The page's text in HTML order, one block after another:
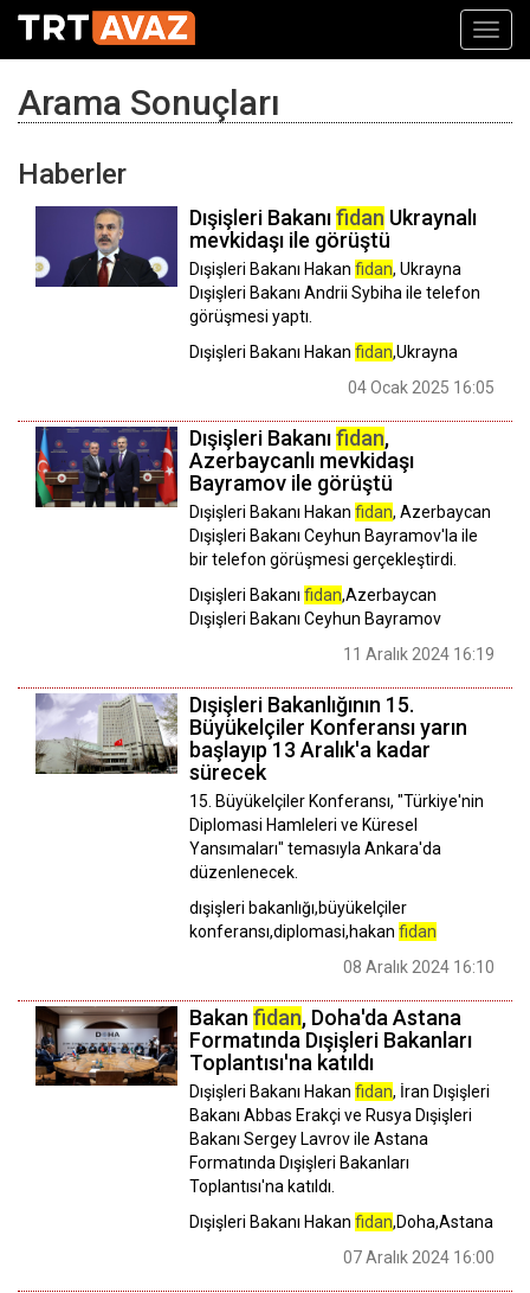
Arama Sonuçları
Haberler
Dışişleri Bakanıfidan Ukraynalı
mevkidaşı ile görüştü
Dışişleri Bakanı Hakan fidan, Ukrayna
Dışişleri Bakanı Andrii Sybiha ile telefon
görüşmesi yaptı.
Dışişleri Bakanı Hakan fidan,Ukrayna
04 Ocak 2025 16:05
Dışişleri Bakanıfidan,
Azerbaycanlı mevkidaşı
Bayramov ile görüştü
Dışişleri Bakanı Hakan fidan, Azerbaycan
Dışişleri Bakanı Ceyhun Bayramov'la ile
bir telefon görüşmesi gerçekleştirdi.
Dışişleri Bakanı fidan,Azerbaycan
Dışişleri Bakanı Ceyhun Bayramov
11 Aralık 2024 16:19
Dışişleri Bakanlığının 15.
Büyükelçiler Konferansı yarın
başlayıp 13 Aralık'a kadar
sürecek
15. Büyükelçiler Konferansı, "Türkiye'nin
Diplomasi Hamleleri ve Küresel
Yansımaları" temasıyla Ankara'da
düzenlenecek.
dışişleri bakanlığı,büyükelçiler
konferansı,diplomasi,hakan fidan
08 Aralık 2024 16:10
Bakan fidan, Doha'da Astana
Formatında Dışişleri Bakanları
Toplantısı'na katıldı
Dışişleri Bakanı Hakan fidan, İran Dışişleri
Bakanı Abbas Erakçi ve Rusya Dışişleri
Bakanı Sergey Lavrov ile Astana
Formatında Dışişleri Bakanları
Toplantısı'na katıldı.
Dışişleri Bakanı Hakan fidan,Doha,Astana
07 Aralık 2024 16:00